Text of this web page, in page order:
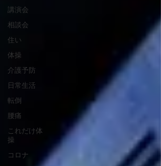
講演会
相談会
住い
体操
介護予防
日常生活
転倒
腰痛
これだけ体
操
コロナ